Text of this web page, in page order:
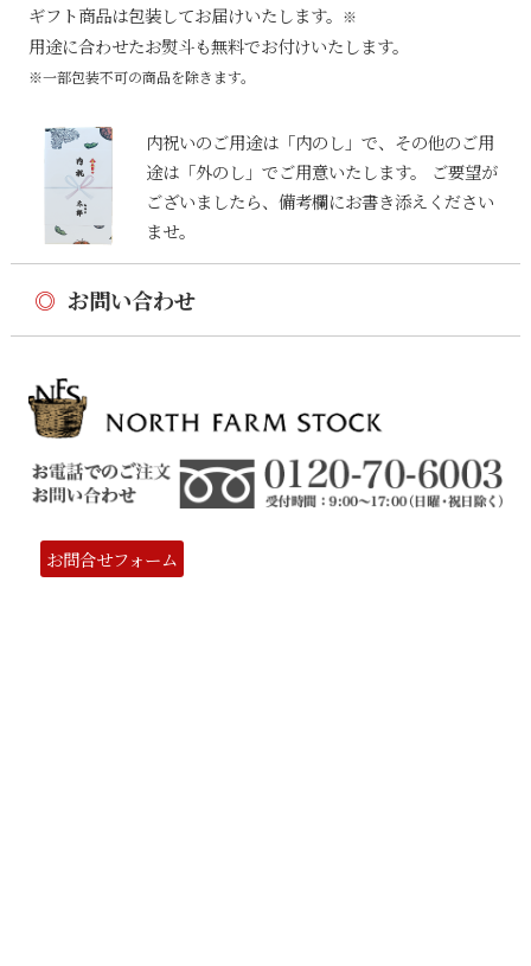
ギフト商品は包装してお届けいたします。 ※
用途に合わせたお熨斗も無料でお付けいたします。
※一部包装不可の商品を除きます。
内祝いのご用途は「内のし」で、その他のご用
途は「外のし」でご用意いたします。 ご要望が
ございましたら、備考欄にお書き添えください
ませ。
◎ お問い合わせ
お問合せフォーム